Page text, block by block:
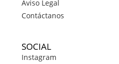
Aviso Legal
Contáctanos
SOCIAL
Instagram